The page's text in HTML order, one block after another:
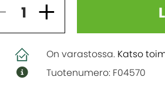
On varastossa. Katso
Tuotenumero: F04570